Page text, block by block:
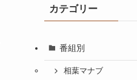
カテゴリー
番組別
相葉マナブ